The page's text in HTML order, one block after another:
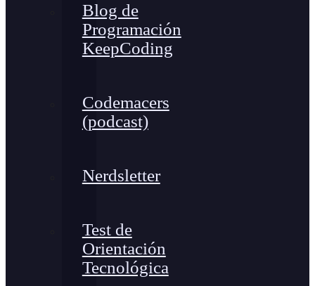
Blog de
Programación
KeepCoding
Codemacers
(podcast)
Nerdsletter
Test de
Orientación
Tecnológica